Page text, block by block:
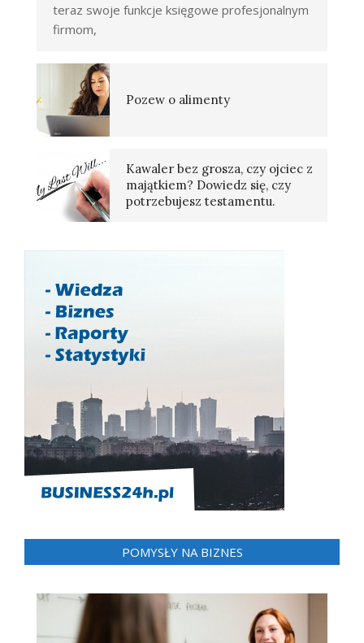
teraz swoje funkcje księgowe profesjonalnym
firmom,
Pozew o alimenty
Kawaler bez grosza, czy ojciec z
majątkiem? Dowiedz się, czy
potrzebujesz testamentu.
POMYSŁY NA BIZNES